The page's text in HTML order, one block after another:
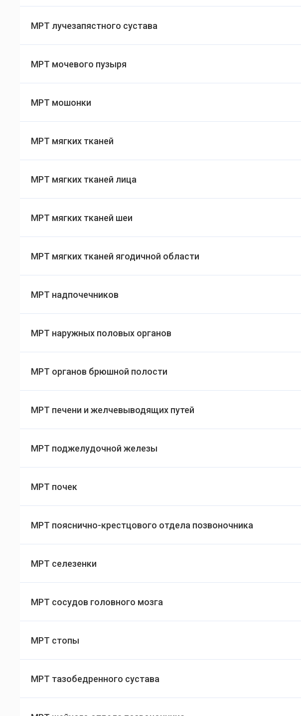
МРТ лучезапястного сустава
МРТ мочевого пузыря
МРТ мошонки
МРТ мягких тканей
МРТ мягких тканей лица
МРТ мягких тканей шеи
МРТ мягких тканей ягодичной области
МРТ надпочечников
МРТ наружных половых органов
МРТ органов брюшной полости
МРТ печени и желчевыводящих путей
МРТ поджелудочной железы
МРТ почек
МРТ пояснично-крестцового отдела позвоночника
МРТ селезенки
МРТ сосудов головного мозга
МРТ стопы
МРТ тазобедренного сустава